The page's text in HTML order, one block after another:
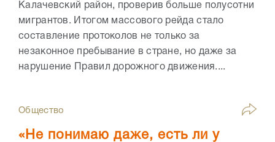
Калачевский район, проверив больше полусотни
мигрантов. Итогом массового рейда стало
составление протоколов не только за
незаконное пребывание в стране, но даже за
нарушение Правил дорожного движения....
Общество
«Не понимаю даже, есть ли у